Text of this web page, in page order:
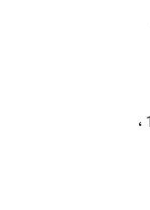
اعداد انگلیسی از 1 تا 100 ،